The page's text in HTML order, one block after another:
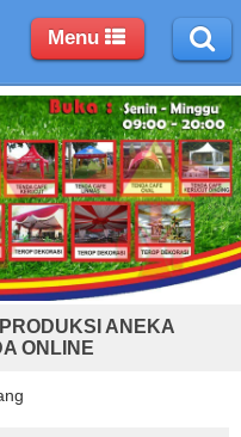
ANEKA
ONLINE
Menu